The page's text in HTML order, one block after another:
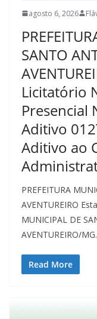
agosto 6, 2026
SANTO
Licitatório
Presencial
Aditivo
Aditivo ao
PREFEITURA
AVENTUREIRO
MUNICIPAL DE
AVENTUREIRO/
Read More